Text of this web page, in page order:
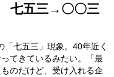
七五三→〇〇三
七五三」現象。40年近く
てきているみたい。「最
のだけど、受け入れる企